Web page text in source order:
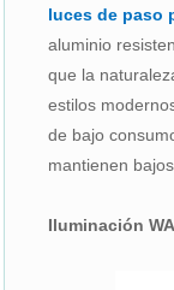
luces de paso
aluminio
que la
estilos
de bajo
mantienen
Iluminación